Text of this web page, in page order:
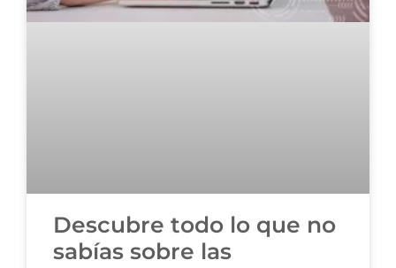
Descubre todo lo que no
sabías sobre las